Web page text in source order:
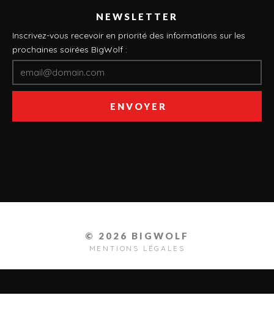
NEWSLETTER
Inscrivez-vous recevoir en priorité des informations sur les
prochaines soirées BigWolf :
© 2026 BIGWOLF
MENTIONS LÉGALES